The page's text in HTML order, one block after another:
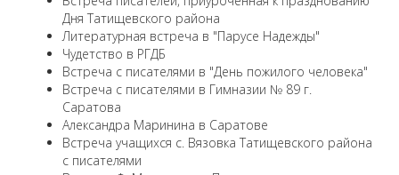
Дня Татищевского района
Литературная встреча в "Парусе Надежды"
Чудетство в РГДБ
Встреча с писателями в "День пожилого человека"
Встреча с писателями в Гимназии № 89 г.
Саратова
Александра Маринина в Саратове
Встреча учащихся с. Вязовка Татищевского района
с писателями